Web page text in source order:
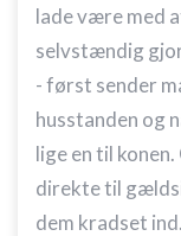
lade være med
selvstændig
- først sender
husstanden og
lige en til
direkte til
dem kradset ind.